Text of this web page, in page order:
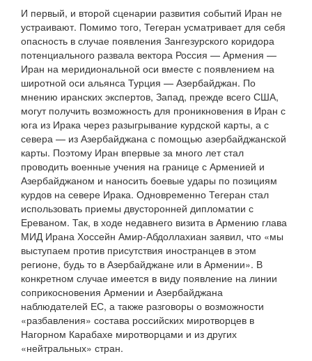
И первый, и второй сценарии развития событий Иран не
устраивают. Помимо того, Тегеран усматривает для себя
опасность в случае появления Зангезурского коридора
потенциального развала вектора Россия — Армения —
Иран на меридиональной оси вместе с появлением на
широтной оси альянса Турция — Азербайджан. По
мнению иранских экспертов, Запад, прежде всего США,
могут получить возможность для проникновения в Иран с
юга из Ирака через разыгрывание курдской карты, а с
севера — из Азербайджана с помощью азербайджанской
карты. Поэтому Иран впервые за много лет стал
проводить военные учения на границе с Арменией и
Азербайджаном и наносить боевые удары по позициям
курдов на севере Ирака. Одновременно Тегеран стал
использовать приемы двусторонней дипломатии с
Ереваном. Так, в ходе недавнего визита в Армению глава
МИД Ирана Хоссейн Амир-Абдоллахиан заявил, что «мы
выступаем против присутствия иностранцев в этом
регионе, будь то в Азербайджане или в Армении». В
конкретном случае имеется в виду появление на линии
соприкосновения Армении и Азербайджана
наблюдателей ЕС, а также разговоры о возможности
«разбавления» состава российских миротворцев в
Нагорном Карабахе миротворцами и из других
«нейтральных» стран.